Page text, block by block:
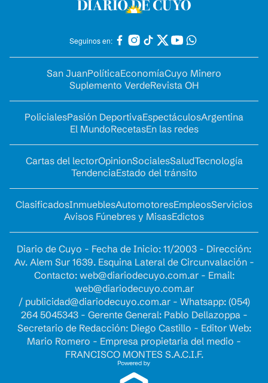
Seguinos en:
San JuanPolíticaEconomíaCuyo Minero
Suplemento VerdeRevista OH
PolicialesPasión DeportivaEspectáculosArgentina
El MundoRecetasEn las redes
Cartas del lectorOpinionSocialesSaludTecnología
TendenciaEstado del tránsito
ClasificadosInmueblesAutomotoresEmpleosServicios
Avisos Fúnebres y MisasEdictos
Diario de Cuyo - Fecha de Inicio: 11/2003 - Dirección:
Av. Alem Sur 1639. Esquina Lateral de Circunvalación -
Contacto: web@diariodecuyo.com.ar- Email:
web@diariodecuyo.com.ar
/ publicidad@diariodecuyo.com.ar- Whatsapp: (054)
264 5045343 - Gerente General: Pablo Dellazoppa -
Secretario de Redacción: Diego Castillo - Editor Web:
Mario Romero - Empresa propietaria del medio -
FRANCISCO MONTES S.A.C.I.F.